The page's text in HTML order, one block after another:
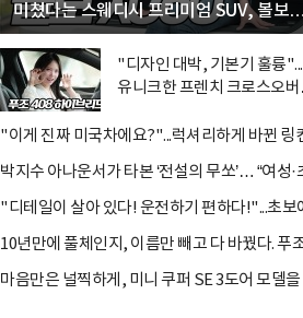
미쳤다는 스웨디시 프리미엄 SUV, 볼보
'XC60 B5 울트라'
"디자인 대박, 기본기 훌륭"...
유니크한 프렌치 크로스오버